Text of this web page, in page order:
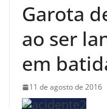
Garota
ao ser
em
11 de agosto de 2016